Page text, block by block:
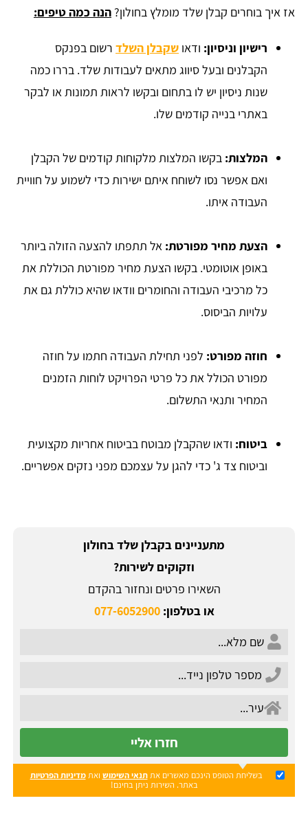
אז איך בוחרים קבלן שלד מומלץ בחולון? הנה כמה טיפים:
רישיון וניסיון: ודאו שקבלן השלד רשום בפנקס
הקבלנים ובעל סיווג מתאים לעבודות שלד. בררו כמה
שנות ניסיון יש לו בתחום ובקשו לראות תמונות או לבקר
באתרי בנייה קודמים שלו.
המלצות: בקשו המלצות מלקוחות קודמים של הקבלן
ואם אפשר נסו לשוחח איתם ישירות כדי לשמוע על חוויית
העבודה איתו.
הצעת מחיר מפורטת: אל תתפתו להצעה הזולה ביותר
באופן אוטומטי. בקשו הצעת מחיר מפורטת הכוללת את
כל מרכיבי העבודה והחומרים וודאו שהיא כוללת גם את
עלויות הביסוס.
חוזה מפורט: לפני תחילת העבודה חתמו על חוזה
מפורט הכולל את כל פרטי הפרויקט לוחות הזמנים
המחיר ותנאי התשלום.
ביטוח: ודאו שהקבלן מבוטח בביטוח אחריות מקצועית
וביטוח צד ג' כדי להגן על עצמכם מפני נזקים אפשריים.
מתעניינים בקבלן שלד בחולון
וזקוקים לשירות?
השאירו פרטים ונחזור בהקדם
או בטלפון:077-6052900
חזרו אליי
בשליחת הטופס הינכם מאשרים אתתנאי השימוש ואתמדיניות הפרטיות
באתר. השירות ניתן בחינם!